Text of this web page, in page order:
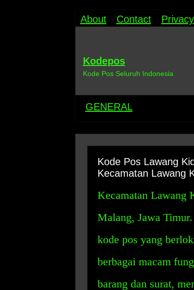
About Contact Privacy
Kodepos
Kode Pos Seluruh Indonesia
GENERAL
Kode Pos Lawang
Kecamatan Lawang
Kecamatan Lawang
Malang, Jawa
kode pos yang
berbagai macam
barang dan surat,